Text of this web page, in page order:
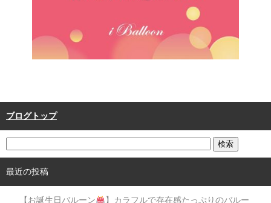
ブログトップ
最近の投稿
【お誕生日バルーン
】カラフルで存在感たっぷりのバルー